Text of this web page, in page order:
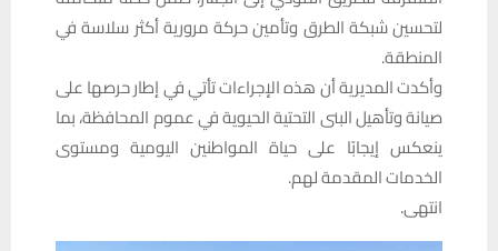
لتحسين شبكة الطرق وتأمين حركة مرورية أكثر سلاسة في
المنطقة.
وأكدت المديرية أن هذه الإجراءات تأتي في إطار حرصها على
صيانة وتأهيل البنى التحتية الحيوية في عموم المحافظة، بما
ينعكس إيجابًا على حياة المواطنين اليومية ومستوى
الخدمات المقدمة لهم.
انتهى.